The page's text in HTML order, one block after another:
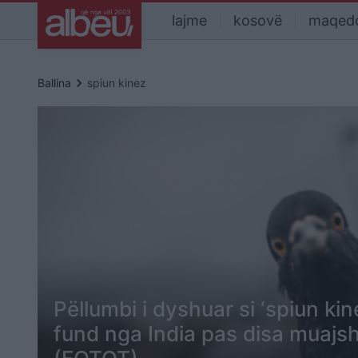
lajme kosovë
Ballina keyboard_arrow_right spiun kinez
Pëllumbi i dyshuar si ‘spiun
fund nga India pas disa